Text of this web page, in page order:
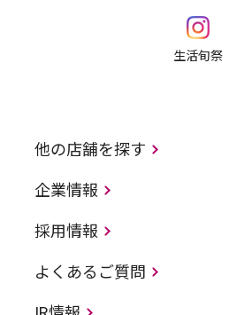
生活旬祭
他の店舗を探す
企業情報
採用情報
よくあるご質問